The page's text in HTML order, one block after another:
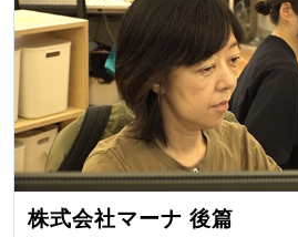
株式会社マーナ 後篇